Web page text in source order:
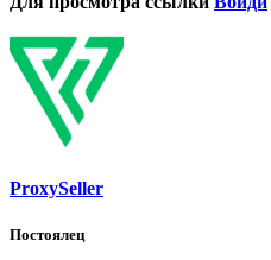
ProxySeller
Постоялец